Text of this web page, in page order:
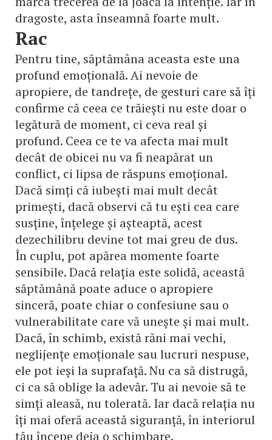
dragoste, asta înseamnă foarte mult.
Rac
Pentru tine, săptămâna aceasta este una
profund emoțională. Ai nevoie de
apropiere, de tandrețe, de gesturi care să îți
confirme că ceea ce trăiești nu este doar o
legătură de moment, ci ceva real și
profund. Ceea ce te va afecta mai mult
decât de obicei nu va fi neapărat un
conflict, ci lipsa de răspuns emoțional.
Dacă simți că iubești mai mult decât
primești, dacă observi că tu ești cea care
susține, înțelege și așteaptă, acest
dezechilibru devine tot mai greu de dus.
În cuplu, pot apărea momente foarte
sensibile. Dacă relația este solidă, această
săptămână poate aduce o apropiere
sinceră, poate chiar o confesiune sau o
vulnerabilitate care vă unește și mai mult.
Dacă, în schimb, există răni mai vechi,
neglijențe emoționale sau lucruri nespuse,
ele pot ieși la suprafață. Nu ca să distrugă,
ci ca să oblige la adevăr. Tu ai nevoie să te
simți aleasă, nu tolerată. Iar dacă relația nu
îți mai oferă această siguranță, în interiorul
tău începe deja o schimbare.